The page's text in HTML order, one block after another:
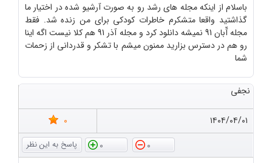
باسلام از اینکه مجله های رشد رو به صورت آرشیو شده در اختیار ما
گذاشتید واقعا متشکرم خاطرات کودکی برای من زنده شد. فقط
مجله آّبان 91 نمیشه دانلود کرد و مجله آذر 91 هم کلا نیست اگه اینا
رو هم در دسترس بزارید ممنون میشم با تشکر و قدردانی از زحمات
شما
نجفی
۱۴۰۴/۰۴/۰۱
0
0
0